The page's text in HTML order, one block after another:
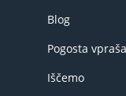
Blog
Pogosta
Iščemo